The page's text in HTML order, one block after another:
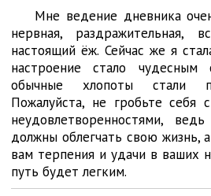
Мне ведение дневника
нервная, раздражительная,
настоящий ёж. Сейчас же я
настроение стало чудесным
обычные хлопоты стали
Пожалуйста, не гробьте себя
неудовлетворенностями,
должны облегчать свою жизнь,
вам терпения и удачи в ваших
путь будет легким.